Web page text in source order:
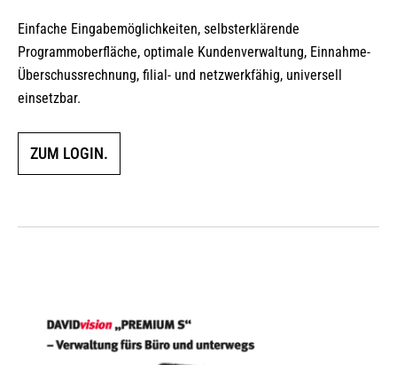
Einfache Eingabemöglichkeiten, selbsterklärende
Programmoberfläche, optimale Kundenverwaltung, Einnahme-
Überschussrechnung, filial- und netzwerkfähig, universell
einsetzbar.
ZUM LOGIN.